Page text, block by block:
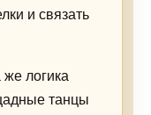
и связать
логика
танцы